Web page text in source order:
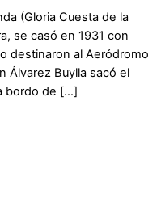
(Gloria Cuesta de la
se casó en 1931 con
destinaron al Aeródromo
Álvarez Buylla sacó el
bordo de […]